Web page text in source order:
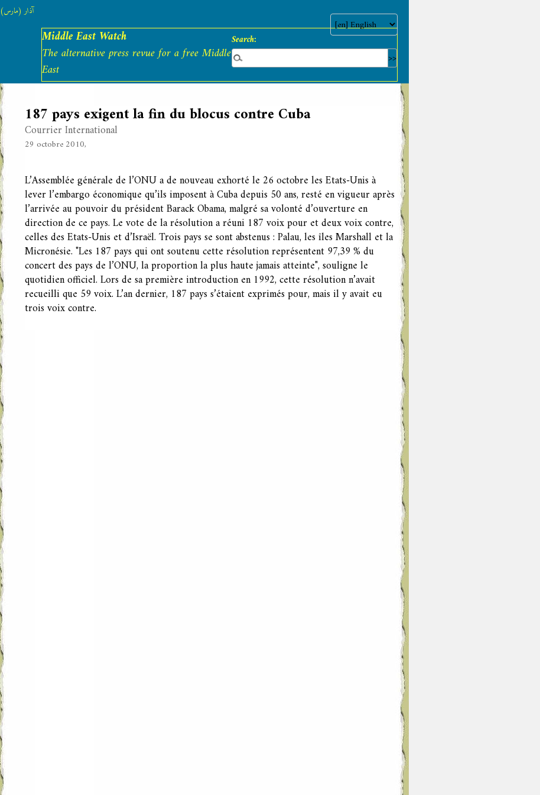
Search:
Middle East Watch
The alternative press revue for a free Middle
East
آذار (مارس) 2026
187 pays exigent la fin du blocus contre Cuba
Courrier International
29 octobre 2010,
L’Assemblée générale de l’ONU a de nouveau exhorté le 26 octobre les Etats-Unis à
lever l’embargo économique qu’ils imposent à Cuba depuis 50 ans, resté en vigueur après
l’arrivée au pouvoir du président Barack Obama, malgré sa volonté d’ouverture en
direction de ce pays. Le vote de la résolution a réuni 187 voix pour et deux voix contre,
celles des Etats-Unis et d’Israël. Trois pays se sont abstenus : Palau, les îles Marshall et la
Micronésie. "Les 187 pays qui ont soutenu cette résolution représentent 97,39 % du
concert des pays de l’ONU, la proportion la plus haute jamais atteinte", souligne le
quotidien officiel. Lors de sa première introduction en 1992, cette résolution n’avait
recueilli que 59 voix. L’an dernier, 187 pays s’étaient exprimés pour, mais il y avait eu
trois voix contre.